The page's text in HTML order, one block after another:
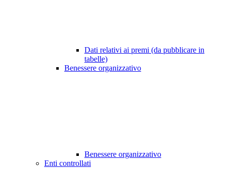
Dati relativi ai premi (da pubblicare in
tabelle)
Benessere organizzativo
Benessere organizzativo
Enti controllati